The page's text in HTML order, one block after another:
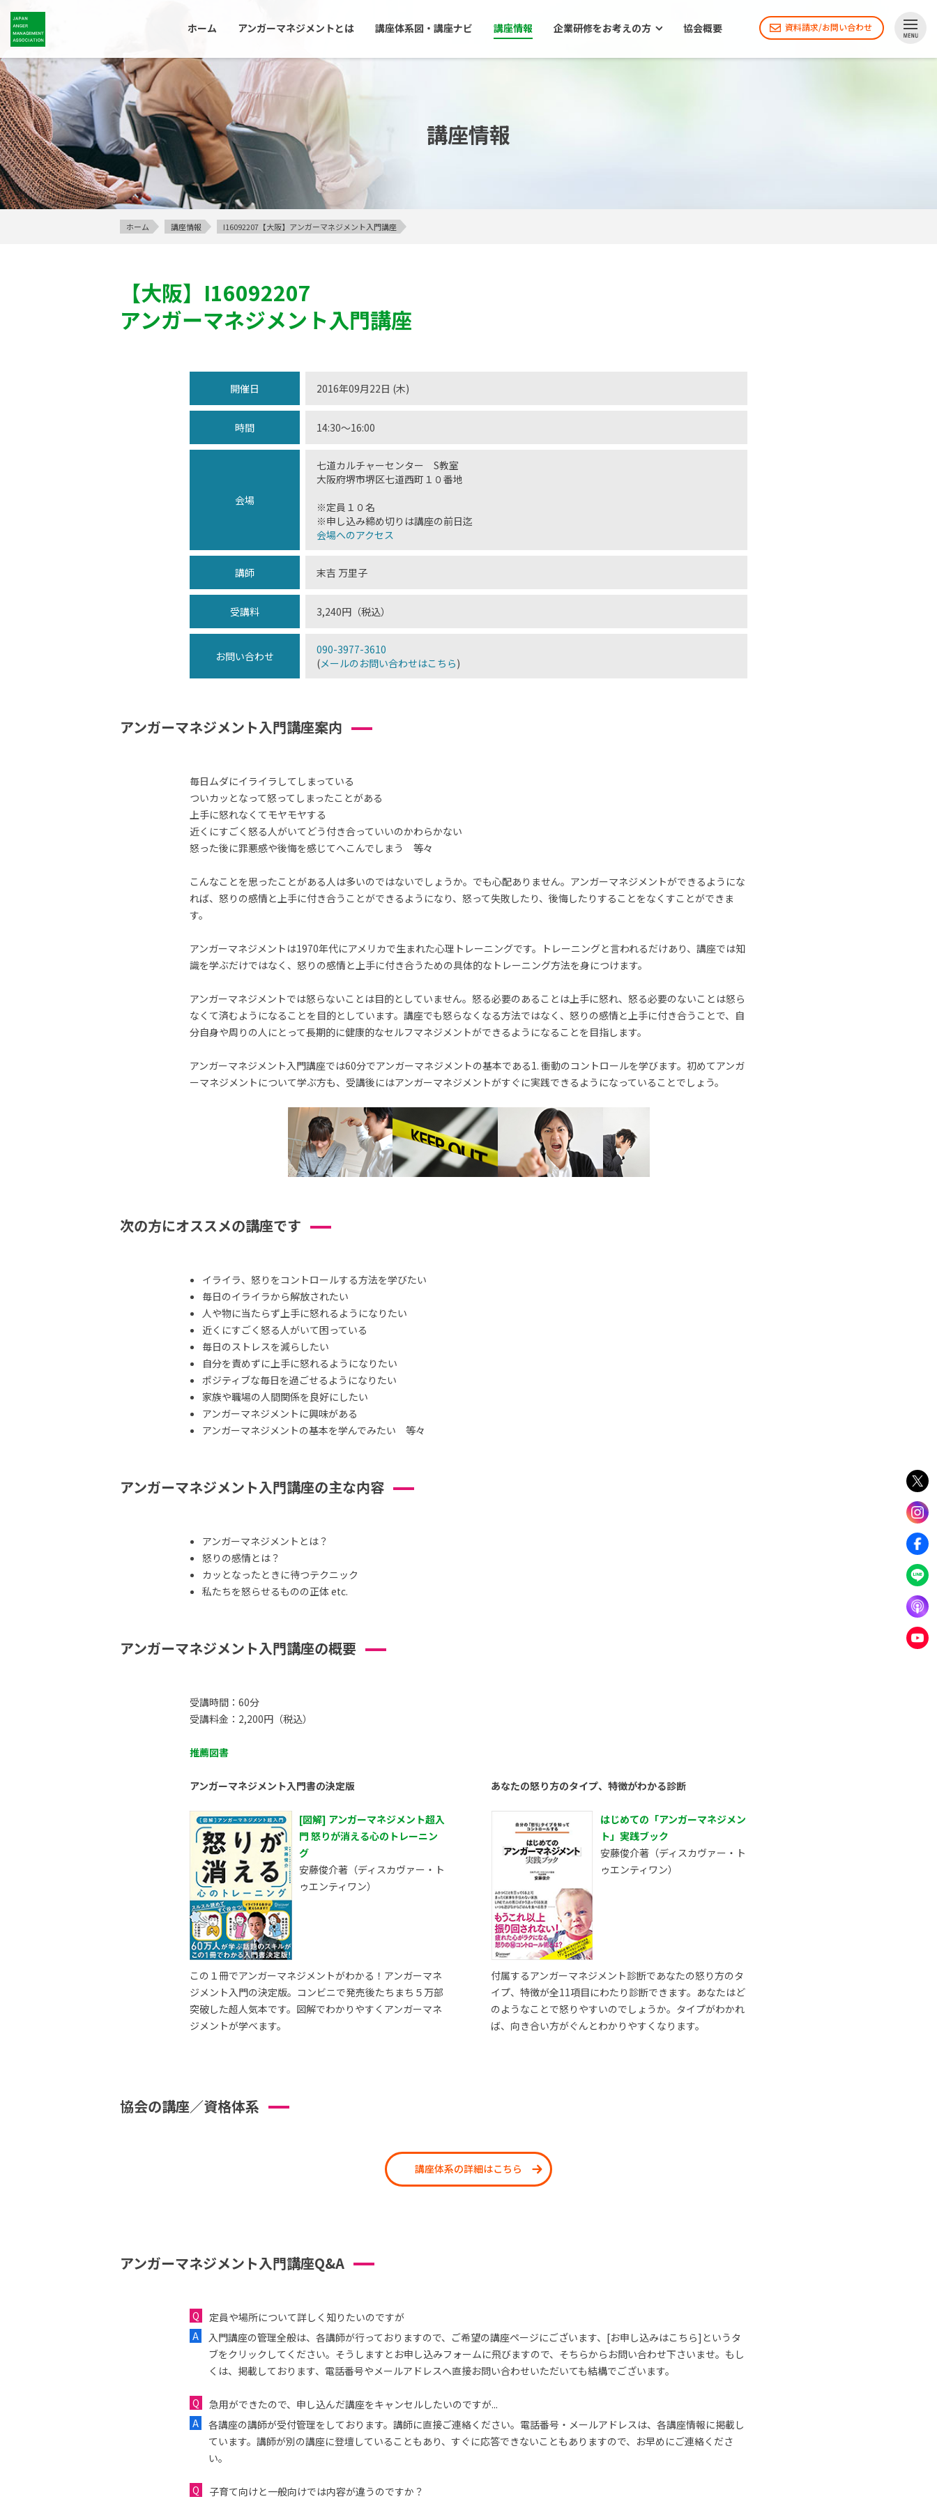
ホーム アンガーマネジメントとは 講座体系図・講座ナビ 講座情報 企業研修をお考えの方 協会概要 資料請求/お問い合わせ
講座情報
ホーム 講座情報 I16092207【大阪】アンガーマネジメント入門講座
【大阪】 I16092207
アンガーマネジメント入門講座
開催日 2016年09月22日 (木)
時間 14:30〜16:00
会場
七道カルチャーセンター S教室
大阪府堺市堺区七道西町１０番地
※定員１０名
※申し込み締め切りは講座の前日迄
会場へのアクセス
講師 末吉 万里子
受講料 3,240円（税込）
お問い合わせ
090-3977-3610
(メールのお問い合わせはこちら)
アンガーマネジメント入門講座案内
毎日ムダにイライラしてしまっている
ついカッとなって怒ってしまったことがある
上手に怒れなくてモヤモヤする
近くにすごく怒る人がいてどう付き合っていいのかわらかない
怒った後に罪悪感や後悔を感じてへこんでしまう 等々
こんなことを思ったことがある人は多いのではないでしょうか。でも心配ありません。アンガーマネジメントができるようにな
れば、怒りの感情と上手に付き合うことができるようになり、怒って失敗したり、後悔したりすることをなくすことができま
す。
アンガーマネジメントは1970年代にアメリカで生まれた心理トレーニングです。トレーニングと言われるだけあり、講座では知
識を学ぶだけではなく、怒りの感情と上手に付き合うための具体的なトレーニング方法を身につけます。
アンガーマネジメントでは怒らないことは目的としていません。怒る必要のあることは上手に怒れ、怒る必要のないことは怒ら
なくて済むようになることを目的としています。講座でも怒らなくなる方法ではなく、怒りの感情と上手に付き合うことで、自
分自身や周りの人にとって長期的に健康的なセルフマネジメントができるようになることを目指します。
アンガーマネジメント入門講座では60分でアンガーマネジメントの基本である1. 衝動のコントロールを学びます。初めてアンガ
ーマネジメントについて学ぶ方も、受講後にはアンガーマネジメントがすぐに実践できるようになっていることでしょう。
次の方にオススメの講座です
イライラ、怒りをコントロールする方法を学びたい
毎日のイライラから解放されたい
人や物に当たらず上手に怒れるようになりたい
近くにすごく怒る人がいて困っている
毎日のストレスを減らしたい
自分を責めずに上手に怒れるようになりたい
ポジティブな毎日を過ごせるようになりたい
家族や職場の人間関係を良好にしたい
アンガーマネジメントに興味がある
アンガーマネジメントの基本を学んでみたい 等々
アンガーマネジメント入門講座の主な内容
アンガーマネジメントとは？
怒りの感情とは？
カッとなったときに待つテクニック
私たちを怒らせるものの正体 etc.
アンガーマネジメント入門講座の概要
受講時間：60分
受講料金：2,200円（税込）
推薦図書
アンガーマネジメント入門書の決定版
[図解] アンガーマネジメント超入
門 怒りが消える心のトレーニン
グ
安藤俊介著（ディスカヴァー・ト
ゥエンティワン）
この１冊でアンガーマネジメントがわかる！アンガーマネ
ジメント入門の決定版。コンビニで発売後たちまち５万部
突破した超人気本です。図解でわかりやすくアンガーマネ
ジメントが学べます。
あなたの怒り方のタイプ、特徴がわかる診断
はじめての「アンガーマネジメン
ト」実践ブック
安藤俊介著（ディスカヴァー・ト
ゥエンティワン）
付属するアンガーマネジメント診断であなたの怒り方のタ
イプ、特徴が全11項目にわたり診断できます。あなたはど
のようなことで怒りやすいのでしょうか。タイプがわかれ
ば、向き合い方がぐんとわかりやすくなります。
協会の講座／資格体系
講座体系の詳細はこちら
アンガーマネジメント入門講座Q&A
定員や場所について詳しく知りたいのですが
入門講座の管理全般は、各講師が行っておりますので、ご希望の講座ページにございます、[お申し込みはこちら]というタ
ブをクリックしてください。そうしますとお申し込みフォームに飛びますので、そちらからお問い合わせ下さいませ。もし
くは、掲載しております、電話番号やメールアドレスへ直接お問い合わせいただいても結構でございます。
急用ができたので、申し込んだ講座をキャンセルしたいのですが...
各講座の講師が受付管理をしております。講師に直接ご連絡ください。電話番号・メールアドレスは、各講座情報に掲載し
ています。講師が別の講座に登壇していることもあり、すぐに応答できないこともありますので、お早めにご連絡くださ
い。
子育て向けと一般向けでは内容が違うのですか？